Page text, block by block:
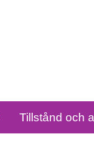
Tillstånd och